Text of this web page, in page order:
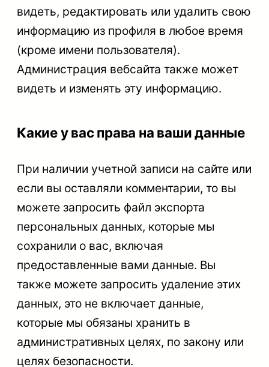
видеть, редактировать или удалить свою
информацию из профиля в любое время
(кроме имени пользователя).
Администрация вебсайта также может
видеть и изменять эту информацию.
Какие у вас права на ваши данные
При наличии учетной записи на сайте или
если вы оставляли комментарии, то вы
можете запросить файл экспорта
персональных данных, которые мы
сохранили о вас, включая
предоставленные вами данные. Вы
также можете запросить удаление этих
данных, это не включает данные,
которые мы обязаны хранить в
административных целях, по закону или
целях безопасности.